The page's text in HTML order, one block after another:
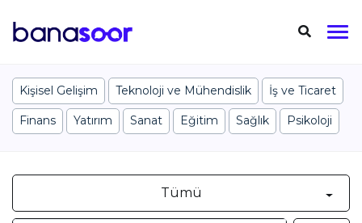
Kişisel Gelişim Teknoloji ve Mühendislik İş ve Ticaret
Finans Yatırım Sanat Eğitim Sağlık Psikoloji
Tümü